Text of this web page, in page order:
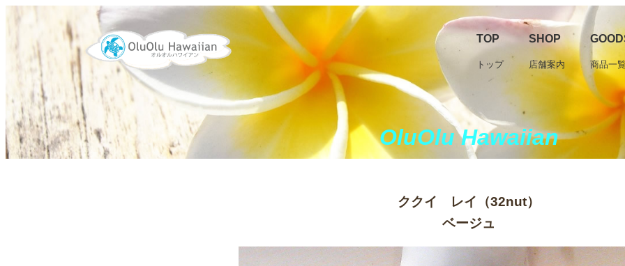
TOP
トップ
SHOP
店舗案内 商品一
OluOlu Hawaiian
ククイ レイ（32nut）
ベージュ